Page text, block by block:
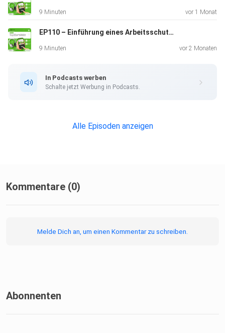
9 Minuten vor 1 Monat
EP110 – Einführung eines Arbeitsschutzmanagementsystems – Teil 8: Betrieb (I)
9 Minuten vor 2 Monaten
In Podcasts werben
Schalte jetzt Werbung in Podcasts.
Alle Episoden anzeigen
Kommentare (0)
Melde Dich an, um einen Kommentar zu schreiben.
Abonnenten